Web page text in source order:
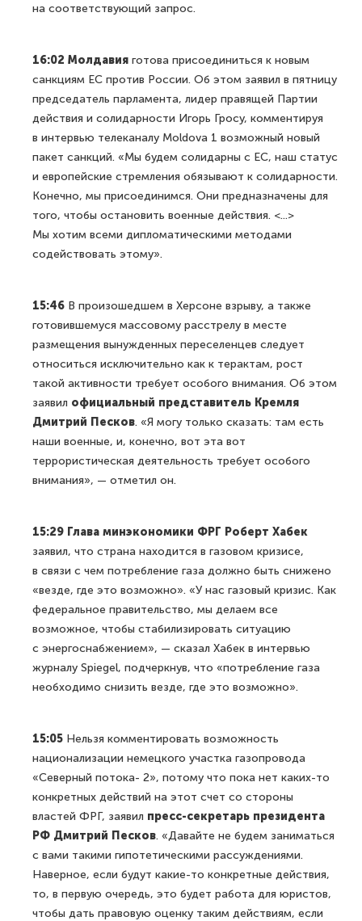
на соответствующий запрос.
16:02 Молдавия готова присоединиться к новым
санкциям ЕС против России. Об этом заявил в пятницу
председатель парламента, лидер правящей Партии
действия и солидарности Игорь Гросу, комментируя
в интервью телеканалу Moldova 1 возможный новый
пакет санкций. «Мы будем солидарны с ЕС, наш статус
и европейские стремления обязывают к солидарности.
Конечно, мы присоединимся. Они предназначены для
того, чтобы остановить военные действия. <...>
Мы хотим всеми дипломатическими методами
содействовать этому».
15:46 В произошедшем в Херсоне взрыву, а также
готовившемуся массовому расстрелу в месте
размещения вынужденных переселенцев следует
относиться исключительно как к терактам, рост
такой активности требует особого внимания. Об этом
заявил официальный представитель Кремля
Дмитрий Песков. «Я могу только сказать: там есть
наши военные, и, конечно, вот эта вот
террористическая деятельность требует особого
внимания», — отметил он.
15:29 Глава минэкономики ФРГ Роберт Хабек
заявил, что страна находится в газовом кризисе,
в связи с чем потребление газа должно быть снижено
«везде, где это возможно». «У нас газовый кризис. Как
федеральное правительство, мы делаем все
возможное, чтобы стабилизировать ситуацию
с энергоснабжением», — сказал Хабек в интервью
журналу Spiegel, подчеркнув, что «потребление газа
необходимо снизить везде, где это возможно».
15:05 Нельзя комментировать возможность
национализации немецкого участка газопровода
«Северный потока- 2», потому что пока нет каких-то
конкретных действий на этот счет со стороны
властей ФРГ, заявил пресс-секретарь президента
РФ Дмитрий Песков. «Давайте не будем заниматься
с вами такими гипотетическими рассуждениями.
Наверное, если будут какие-то конкретные действия,
то, в первую очередь, это будет работа для юристов,
чтобы дать правовую оценку таким действиям, если